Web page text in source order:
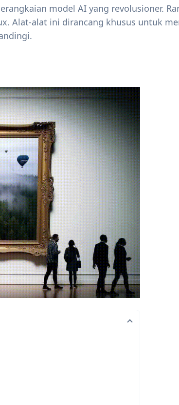
model AI yang revolusioner.
Alat-alat ini dirancang khusus untuk